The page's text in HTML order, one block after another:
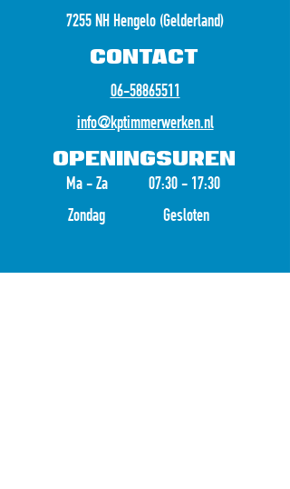
7255 NH Hengelo (Gelderland)
Contact
06-58865511
info@kptimmerwerken.nl
openingsuren
Ma - Za
Zondag
07:30 - 17:30
Gesloten